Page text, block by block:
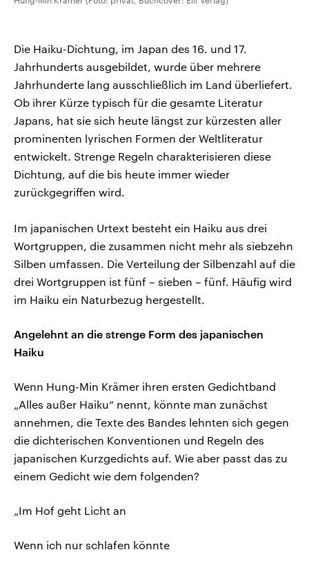
Die Haiku-Dichtung, im Japan des 16. und 17.
Jahrhunderts ausgebildet, wurde über mehrere
Jahrhunderte lang ausschließlich im Land überliefert.
Ob ihrer Kürze typisch für die gesamte Literatur
Japans, hat sie sich heute längst zur kürzesten aller
prominenten lyrischen Formen der Weltliteratur
entwickelt. Strenge Regeln charakterisieren diese
Dichtung, auf die bis heute immer wieder
zurückgegriffen wird.
Im japanischen Urtext besteht ein Haiku aus drei
Wortgruppen, die zusammen nicht mehr als siebzehn
Silben umfassen. Die Verteilung der Silbenzahl auf die
drei Wortgruppen ist fünf – sieben – fünf. Häufig wird
im Haiku ein Naturbezug hergestellt.
Angelehnt an die strenge Form des japanischen
Haiku
Wenn Hung-Min Krämer ihren ersten Gedichtband
„Alles außer Haiku“ nennt, könnte man zunächst
annehmen, die Texte des Bandes lehnten sich gegen
die dichterischen Konventionen und Regeln des
japanischen Kurzgedichts auf. Wie aber passt das zu
einem Gedicht wie dem folgenden?
„Im Hof geht Licht an
Wenn ich nur schlafen könnte